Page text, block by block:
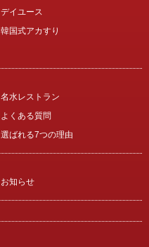
デイユース
韓国式アカすり
名水レストラン
よくある質問
選ばれる7つの理由
お知らせ